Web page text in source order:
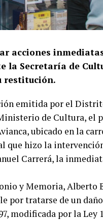
acciones
la Secretaría de
restitución.
emitida por el
de Cultura, el
ubicado en la
hizo la
Carrerá, la
y Memoria, Alberto
por tratarse de un
modificada por la Ley